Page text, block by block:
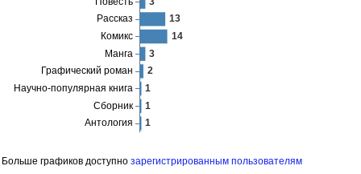
Больше графиков доступно зарегистрированным пользователям